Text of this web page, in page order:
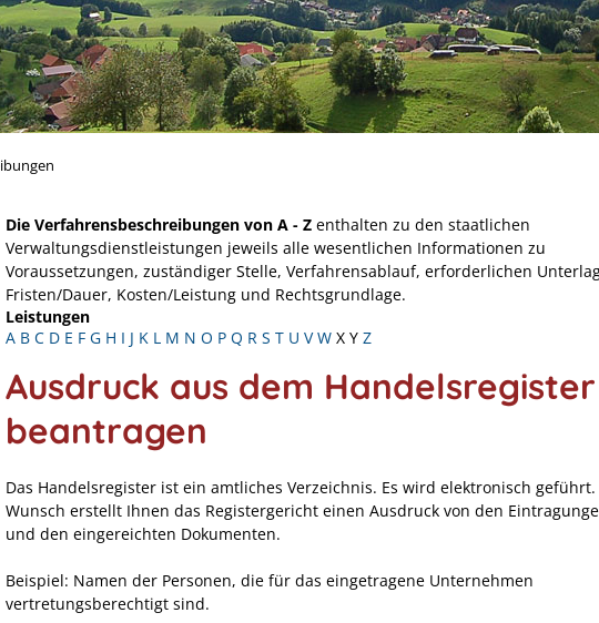
Die Verfahrensbeschreibungen von A - Z enthalten zu den staatlichen
Verwaltungsdienstleistungen jeweils alle wesentlichen Informationen zu
Voraussetzungen, zuständiger Stelle, Verfahrensablauf, erforderlichen
Fristen/Dauer, Kosten/Leistung und Rechtsgrundlage.
Leistungen
A B C D E F G H I J K L M N O P Q R S T U V W X Y Z
Ausdruck aus dem Handelsregister
beantragen
Das Handelsregister ist ein amtliches Verzeichnis. Es wird elektronisch
Wunsch erstellt Ihnen das Registergericht einen Ausdruck von den
und den eingereichten Dokumenten.
Beispiel: Namen der Personen, die für das eingetragene Unternehmen
vertretungsberechtigt sind.